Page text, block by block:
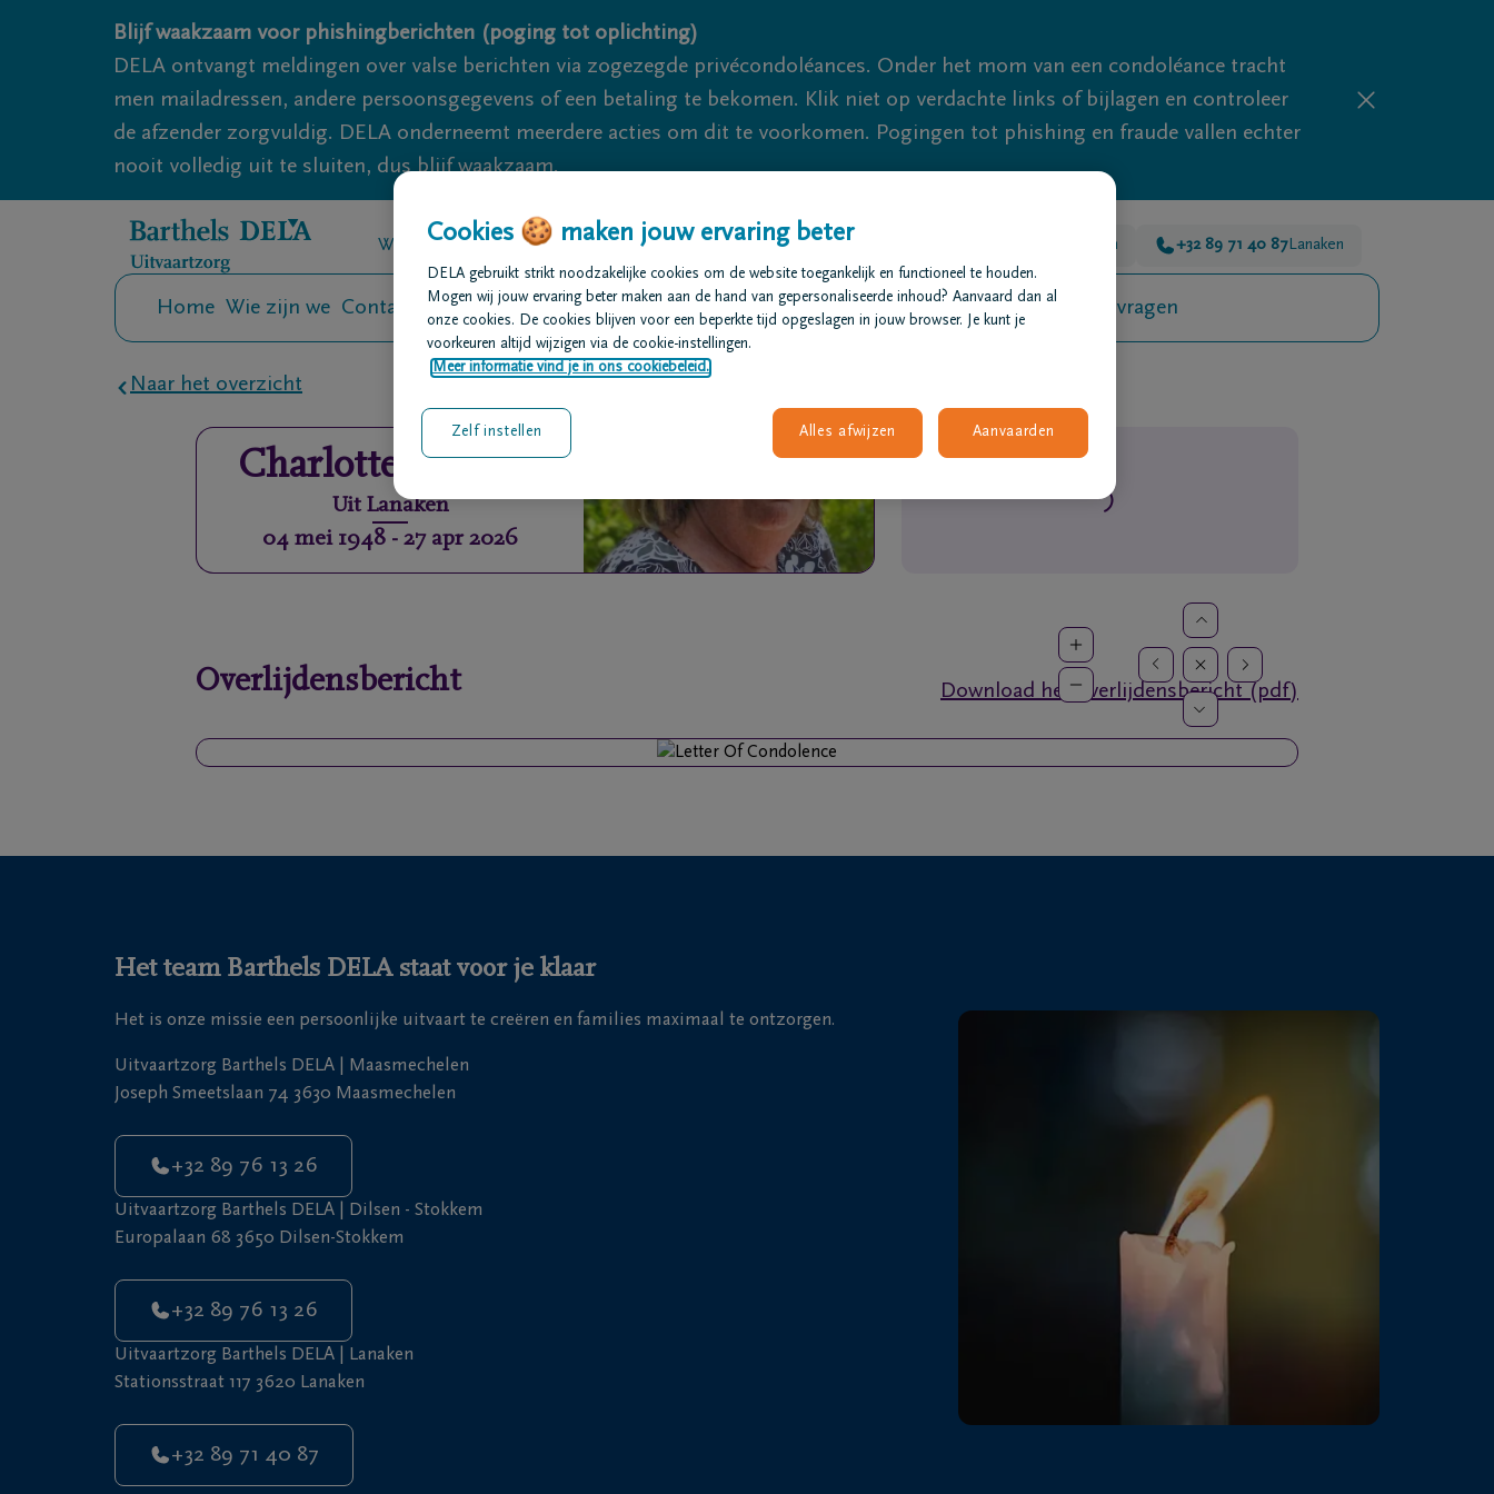
Overslaan en naar inhoud gaan
Blijf waakzaam voor phishingberichten (poging tot oplichting)
DELA ontvangt meldingen over valse berichten via zogezegde privécondoléances. Onder het mom van een condoléance tracht
men mailadressen, andere persoonsgegevens of een betaling te bekomen. Klik niet op verdachte links of bijlagen en controleer
de afzender zorgvuldig. DELA onderneemt meerdere acties om dit te voorkomen. Pogingen tot phishing en fraude vallen echter
nooit volledig uit te sluiten, dus blijf waakzaam.
We zijn er voor je 24u/24 +32 89 76 13 26Maasmechelen Dilsen-Stokkem +32 89 71 40 87Lanaken
Home Wie zijn we Contact Uitvaart regelen Overlijdensberichten Ons uitvaartcentrum Veelgestelde vragen
Naar het overzicht
Charlotte Paspont
Uit Lanaken
04 mei 1948 -27 apr 2026
Overlijdensbericht Download het overlijdensbericht (pdf)
Het team Barthels DELA staat voor je klaar
Het is onze missie een persoonlijke uitvaart te creëren en families maximaal te ontzorgen.
Uitvaartzorg Barthels DELA | Maasmechelen
Joseph Smeetslaan 74 3630 Maasmechelen
+32 89 76 13 26
Uitvaartzorg Barthels DELA | Dilsen - Stokkem
Europalaan 68 3650 Dilsen-Stokkem
+32 89 76 13 26
Uitvaartzorg Barthels DELA | Lanaken
Stationsstraat 117 3620 Lanaken
+32 89 71 40 87
Cookies 🍪 maken jouw ervaring beter
DELA gebruikt strikt noodzakelijke cookies om de website toegankelijk en functioneel te houden.
Mogen wij jouw ervaring beter maken aan de hand van gepersonaliseerde inhoud? Aanvaard dan al
onze cookies. De cookies blijven voor een beperkte tijd opgeslagen in jouw browser. Je kunt je
voorkeuren altijd wijzigen via de cookie-instellingen.
Meer informatie vind je in ons cookiebeleid.
Alles afwijzen Aanvaarden
Zelf instellen